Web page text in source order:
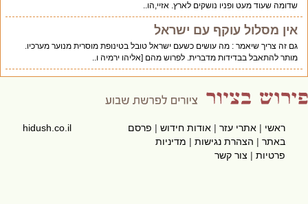
שדומה שעוד מעט ופניו נושקים לארץ. אזיי,הו..
אין מסלול עוקף עם ישראל
גם זה צריך שיאמר : מה עושים כשעם ישראל טובל בטינופת מוסרית מנוער מערכיו.
מותר להתאבל בבדידות מדברית. לפרוש מהם [אליהו ירמיה ו..
ראשי|אתרי עזר|אודות חידוש|פרסם
באתר|הצהרת נגישות|מדיניות
פרטיות|צור קשר
hidush.co.il